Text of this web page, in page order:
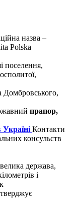
назва –
Polska
поселення,
Домбровського,
прапор,
Контакти
консульств
держава,
і